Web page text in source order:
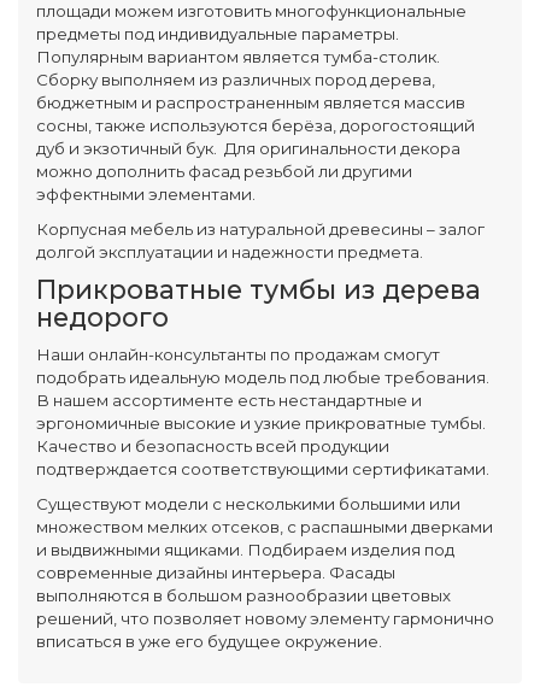
площади можем изготовить многофункциональные
предметы под индивидуальные параметры.
Популярным вариантом является тумба-столик.
Сборку выполняем из различных пород дерева,
бюджетным и распространенным является массив
сосны, также используются берёза, дорогостоящий
дуб и экзотичный бук. Для оригинальности декора
можно дополнить фасад резьбой ли другими
эффектными элементами.
Корпусная мебель из натуральной древесины – залог
долгой эксплуатации и надежности предмета.
Прикроватные тумбы из дерева
недорого
Наши онлайн-консультанты по продажам смогут
подобрать идеальную модель под любые требования.
В нашем ассортименте есть нестандартные и
эргономичные высокие и узкие прикроватные тумбы.
Качество и безопасность всей продукции
подтверждается соответствующими сертификатами.
Существуют модели с несколькими большими или
множеством мелких отсеков, с распашными дверками
и выдвижными ящиками. Подбираем изделия под
современные дизайны интерьера. Фасады
выполняются в большом разнообразии цветовых
решений, что позволяет новому элементу гармонично
вписаться в уже его будущее окружение.